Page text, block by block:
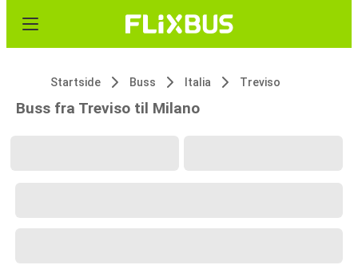
Startside Buss Italia Treviso
Buss fra Treviso til Milano